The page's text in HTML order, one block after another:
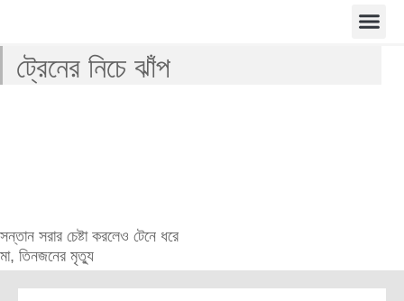
ট্রেনের নিচে ঝাঁপ
সন্তান সরার চেষ্টা করলেও টেনে ধরে
মা, তিনজনের মৃত্যু